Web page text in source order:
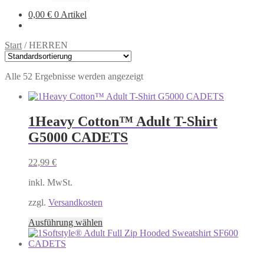
0,00 € 0 Artikel
Start /HERREN
Alle 52 Ergebnisse werden angezeigt
1Heavy Cotton™ Adult T-Shirt
G5000 CADETS
22,99 €
inkl. MwSt.
zzgl. Versandkosten
Ausführung wählen
Produkt